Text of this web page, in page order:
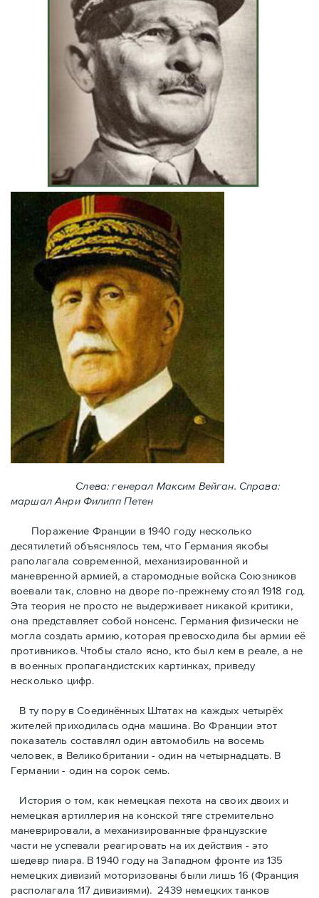
Слева: генерал Максим Вейган. Справа:
маршал Анри Филипп Петен
Поражение Франции в 1940 году несколько
десятилетий объяснялось тем, что Германия якобы
раполагала современной, механизированной и
маневренной армией, а старомодные войска Союзников
воевали так, словно на дворе по-прежнему стоял 1918 год.
Эта теория не просто не выдерживает никакой критики,
она представляет собой нонсенс. Германия физически не
могла создать армию, которая превосходила бы армии её
противников. Чтобы стало ясно, кто был кем в реале, а не
в военных пропагандистских картинках, приведу
несколько цифр.
В ту пору в Соединённых Штатах на каждых четырёх
жителей приходилась одна машина. Во Франции этот
показатель составлял один автомобиль на восемь
человек, в Великобритании - один на четырнадцать. В
Германии - один на сорок семь.
История о том, как немецкая пехота на своих двоих и
немeцкая артиллерия на конской тяге стремительно
маневрировали, а механизированные французские
части не успевали реагировать на их действия - это
шедевр пиара. В 1940 году на Западном фронте из 135
немецких дивизий моторизованы были лишь 16 (Франция
располагала 117 дивизиями). 2439 немецких танков